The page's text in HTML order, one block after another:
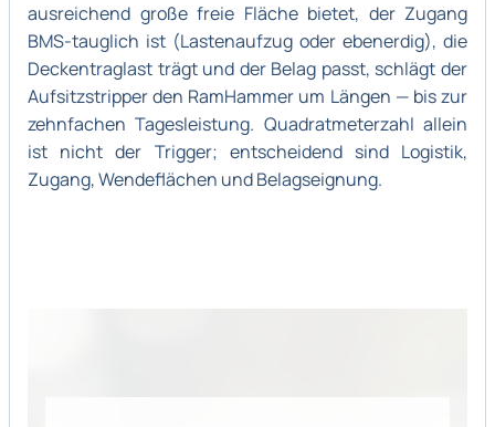
ausreichend große freie Fläche bietet, der Zugang
BMS-tauglich ist (Lastenaufzug oder ebenerdig), die
Deckentraglast trägt und der Belag passt, schlägt der
Aufsitzstripper den RamHammer um Längen — bis zur
zehnfachen Tagesleistung. Quadratmeterzahl allein
ist nicht der Trigger; entscheidend sind Logistik,
Zugang, Wendeflächen und Belagseignung.